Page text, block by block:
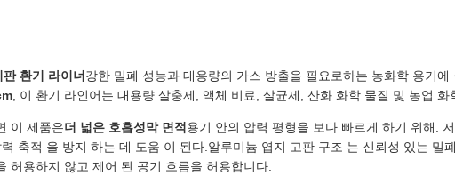
환기 라이너 강한 밀폐 성능과 대용량의 가스 방출을 필요로하는 농화학 용기에
, 이 환기 라인어는 대용량 살충제, 액체 비료, 살균제, 산화 화학 물질 및 농업
이 제품은더 넓은 호흡성막 면적 용기 안의 압력 평형을 보다 빠르게 하기 위해.
축적 을 방지 하는 데 도움 이 된다.알루미늄 엽지 고판 구조 는 신뢰성 있는 밀
허용하지 않고 제어 된 공기 흐름을 허용합니다.